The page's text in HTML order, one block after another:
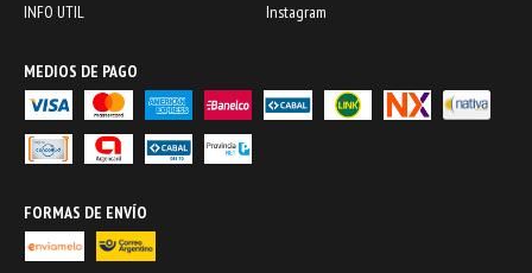
INFO UTIL Instagram
MEDIOS DE PAGO
FORMAS DE ENVÍO